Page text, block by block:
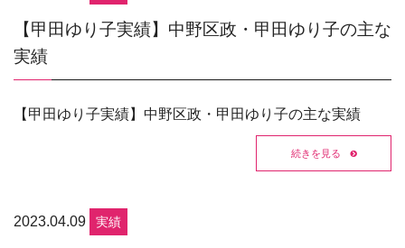
【甲田ゆり子実績】中野区政・甲田ゆり子の主な
実績
【甲田ゆり子実績】中野区政・甲田ゆり子の主な実績
続きを見る
2023.04.09 実績